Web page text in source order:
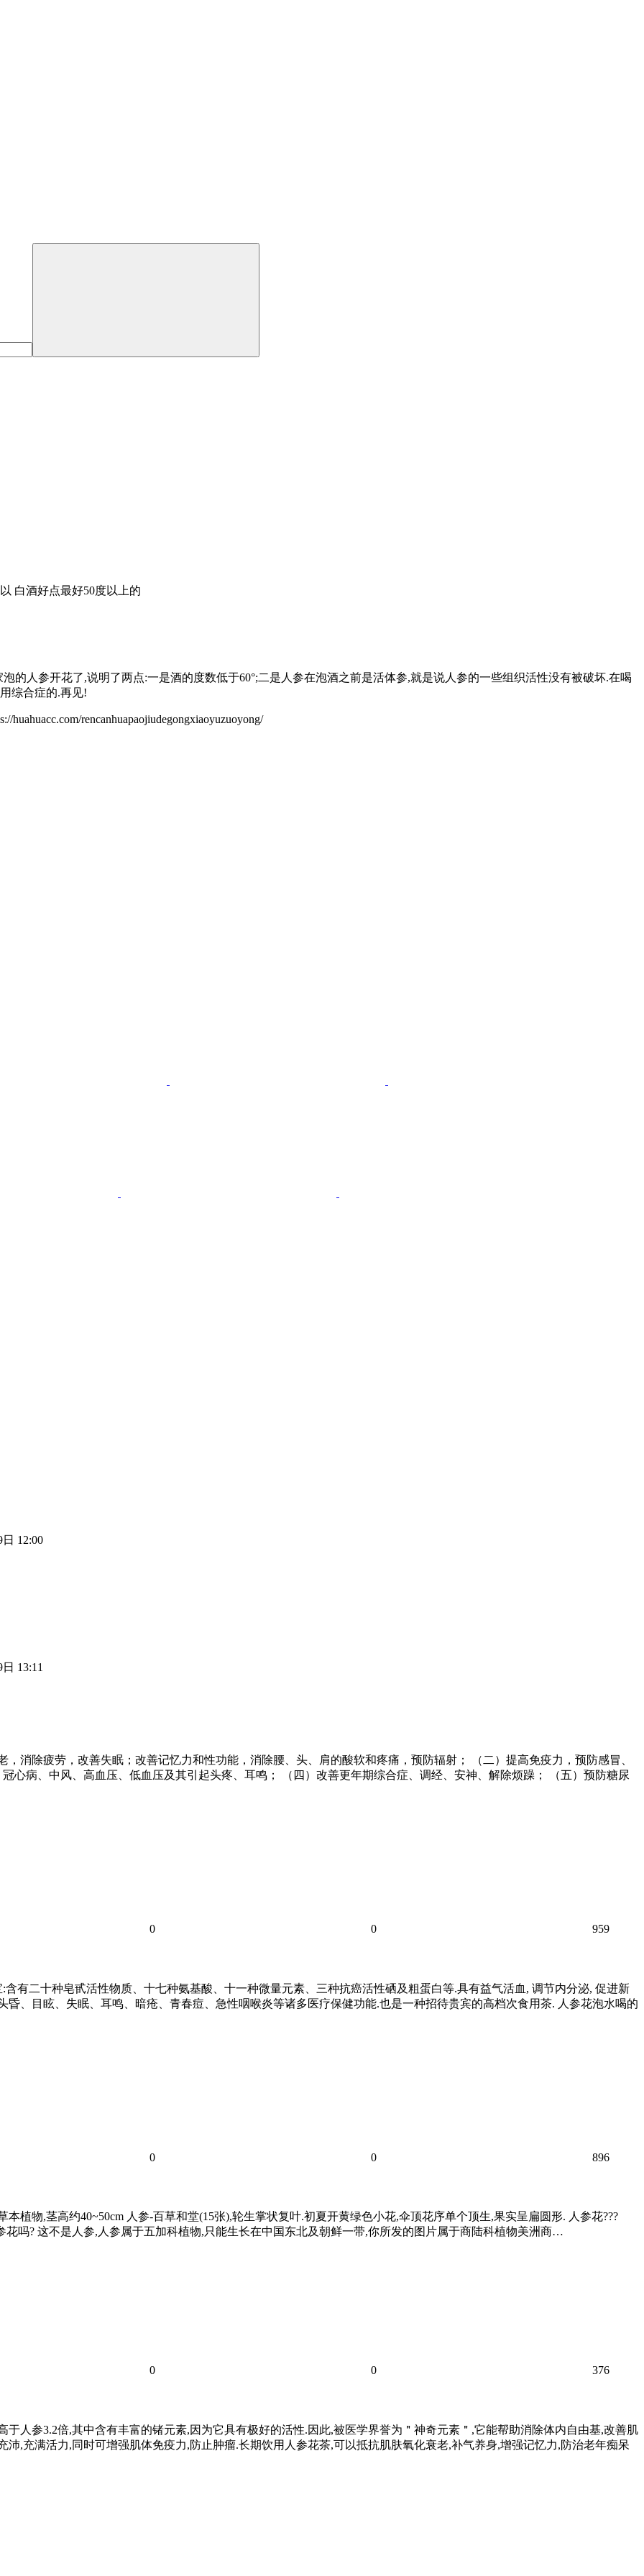
白酒好点最好50度以上的
的人参开花了,说明了两点:一是酒的度数低于60°;二是人参在泡酒之前是活体参,就是说人参的一些组织活性没有被破坏.在喝
综合症的.再见!
rencanhuapaojiudegongxiaoyuzuoyong/
日 12:00
13:11
消除疲劳，改善失眠；改善记忆力和性功能，消除腰、头、肩的酸软和疼痛，预防辐射； （二）提高免疫力，预防感冒、
心病、中风、高血压、低血压及其引起头疼、耳鸣； （四）改善更年期综合症、调经、安神、解除烦躁； （五）预防糖尿
0 0 959
有二十种皂甙活性物质、十七种氨基酸、十一种微量元素、三种抗癌活性硒及粗蛋白等.具有益气活血, 调节内分泌, 促进新
昏、目眩、失眠、耳鸣、暗疮、青春痘、急性咽喉炎等诸多医疗保健功能.也是一种招待贵宾的高档次食用茶. 人参花泡水喝的
0 0 896
植物,茎高约40~50cm 人参-百草和堂(15张),轮生掌状复叶.初夏开黄绿色小花,伞顶花序单个顶生,果实呈扁圆形. 人参花???
吗? 这不是人参,人参属于五加科植物,只能生长在中国东北及朝鲜一带,你所发的图片属于商陆科植物美洲商…
0 0 376
于人参3.2倍,其中含有丰富的锗元素,因为它具有极好的活性.因此,被医学界誉为＂神奇元素＂,它能帮助消除体内自由基,改善肌
,充满活力,同时可增强肌体免疫力,防止肿瘤.长期饮用人参花茶,可以抵抗肌肤氧化衰老,补气养身,增强记忆力,防治老年痴呆